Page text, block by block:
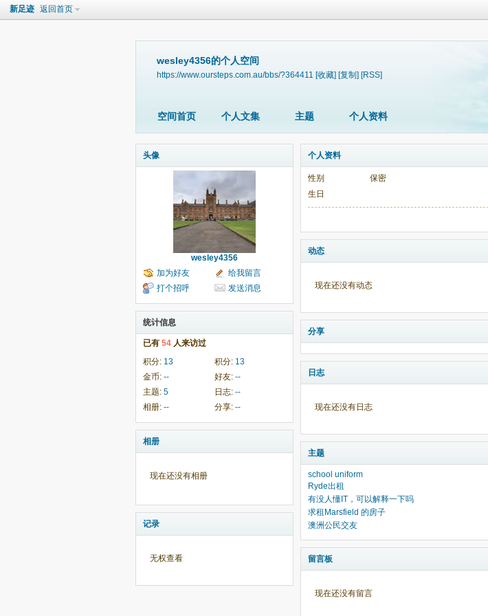
新足迹 返回首页
wesley4356的个人空间
https://www.oursteps.com.au/bbs/?364411 [收藏] [复制] [RSS]
空间首页 个人文集 主题 个人资料
头像
wesley4356
加为好友
给我留言
打个招呼
发送消息
统计信息
已有 54 人来访过
积分: 13 积分: 13
金币: -- 好友: --
主题: 5 日志: --
相册: -- 分享: --
相册
现在还没有相册
记录
无权查看
个人资料
性别
保密
生日
动态
现在还没有动态
分享
日志
现在还没有日志
主题
school uniform
Ryde出租
有没人懂IT，可以解释一下吗
求租Marsfield 的房子
澳洲公民交友
留言板
现在还没有留言